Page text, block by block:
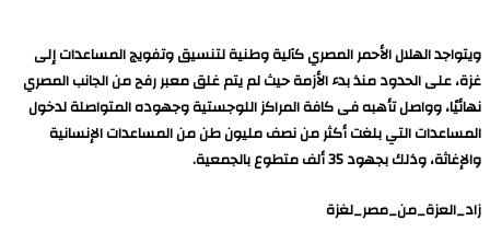
ويتواجد الهلال الأحمر المصري كآلية وطنية لتنسيق وتفويج المساعدات إلى
غزة، على الحدود منذ بدء الأزمة حيث لم يتم غلق معبر رفح من الجانب المصري
نهائيًا، وواصل تأهبه فى كافة المراكز اللوجستية وجهوده المتواصلة لدخول
المساعدات التي بلغت أكثر من نصف مليون طن من المساعدات الإنسانية
والإغاثة، وذلك بجهود 35 ألف متطوع بالجمعية.
زاد_العزة_من_مصر_لغزة